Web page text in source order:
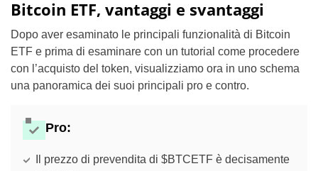
Bitcoin ETF, vantaggi e svantaggi
Dopo aver esaminato le principali funzionalità di Bitcoin
ETF e prima di esaminare con un tutorial come procedere
con l’acquisto del token, visualizziamo ora in uno schema
una panoramica dei suoi principali pro e contro.
Pro:
Il prezzo di prevendita di $BTCETF è decisamente